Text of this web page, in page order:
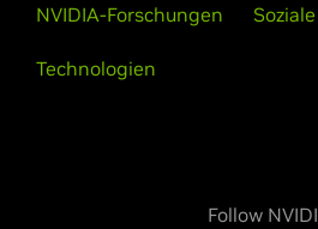
NVIDIA-Forschungen
Technologien
Follow